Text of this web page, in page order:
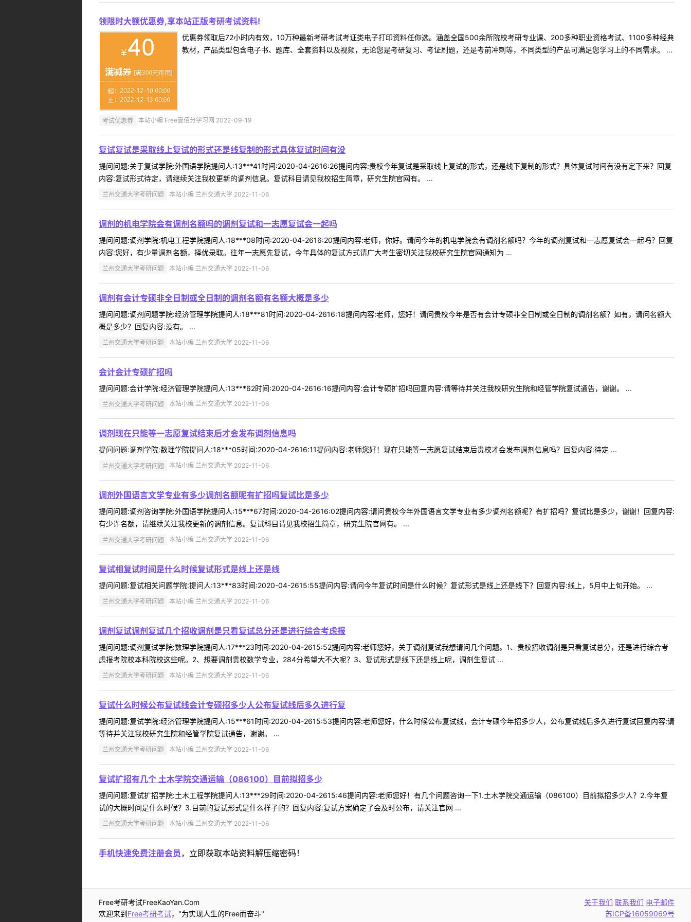
领限时大额优惠券,享本站正版考研考试资料!
优惠券领取后72小时内有效，10万种最新考研考试考证类电子打印资料任你选。涵盖全国500余所院校考研专业课、200多种职业资格考试、1100多种经典
教材，产品类型包含电子书、题库、全套资料以及视频，无论您是考研复习、考证刷题，还是考前冲刺等，不同类型的产品可满足您学习上的不同需求。 ...
考试优惠券 本站小编 Free壹佰分学习网 2022-09-19
复试复试是采取线上复试的形式还是线复制的形式具体复试时间有没
提问问题:关于复试学院:外国语学院提问人:13***41时间:2020-04-2616:26提问内容:贵校今年复试是采取线上复试的形式，还是线下复制的形式？具体复试时间有没有定下来？回复
内容:复试形式待定，请继续关注我校更新的调剂信息。复试科目请见我校招生简章，研究生院官网有。 ...
兰州交通大学考研问题 本站小编 兰州交通大学 2022-11-06
调剂的机电学院会有调剂名额吗的调剂复试和一志愿复试会一起吗
提问问题:调剂学院:机电工程学院提问人:18***08时间:2020-04-2616:20提问内容:老师，你好。请问今年的机电学院会有调剂名额吗？今年的调剂复试和一志愿复试会一起吗？回复
内容:您好，有少量调剂名额，择优录取。往年一志愿先复试，今年具体的复试方式请广大考生密切关注我校研究生院官网通知为 ...
兰州交通大学考研问题 本站小编 兰州交通大学 2022-11-06
调剂有会计专硕非全日制或全日制的调剂名额有名额大概是多少
提问问题:调剂问题学院:经济管理学院提问人:18***81时间:2020-04-2616:18提问内容:老师，您好！请问贵校今年是否有会计专硕非全日制或全日制的调剂名额？如有，请问名额大
概是多少？回复内容:没有。 ...
兰州交通大学考研问题 本站小编 兰州交通大学 2022-11-06
会计会计专硕扩招吗
提问问题:会计学院:经济管理学院提问人:13***62时间:2020-04-2616:16提问内容:会计专硕扩招吗回复内容:请等待并关注我校研究生院和经管学院复试通告，谢谢。 ...
兰州交通大学考研问题 本站小编 兰州交通大学 2022-11-06
调剂现在只能等一志愿复试结束后才会发布调剂信息吗
提问问题:调剂学院:数理学院提问人:18***05时间:2020-04-2616:11提问内容:老师您好！现在只能等一志愿复试结束后贵校才会发布调剂信息吗？回复内容:待定 ...
兰州交通大学考研问题 本站小编 兰州交通大学 2022-11-06
调剂外国语言文学专业有多少调剂名额呢有扩招吗复试比是多少
提问问题:调剂咨询学院:外国语学院提问人:15***67时间:2020-04-2616:02提问内容:请问贵校今年外国语言文学专业有多少调剂名额呢？有扩招吗？复试比是多少，谢谢！回复内容:
有少许名额，请继续关注我校更新的调剂信息。复试科目请见我校招生简章，研究生院官网有。 ...
兰州交通大学考研问题 本站小编 兰州交通大学 2022-11-06
复试相复试时间是什么时候复试形式是线上还是线
提问问题:复试相关问题学院:提问人:13***83时间:2020-04-2615:55提问内容:请问今年复试时间是什么时候？复试形式是线上还是线下？回复内容:线上，5月中上旬开始。 ...
兰州交通大学考研问题 本站小编 兰州交通大学 2022-11-06
调剂复试调剂复试几个招收调剂是只看复试总分还是进行综合考虑报
提问问题:调剂复试学院:数理学院提问人:17***23时间:2020-04-2615:52提问内容:老师您好，关于调剂复试我想请问几个问题。1、贵校招收调剂是只看复试总分，还是进行综合考
虑报考院校本科院校这些呢。2、想要调剂贵校数学专业，284分希望大不大呢？3、复试形式是线下还是线上呢，调剂生复试 ...
兰州交通大学考研问题 本站小编 兰州交通大学 2022-11-06
复试什么时候公布复试线会计专硕招多少人公布复试线后多久进行复
提问问题:复试学院:经济管理学院提问人:15***61时间:2020-04-2615:53提问内容:老师您好，什么时候公布复试线，会计专硕今年招多少人，公布复试线后多久进行复试回复内容:请
等待并关注我校研究生院和经管学院复试通告，谢谢。 ...
兰州交通大学考研问题 本站小编 兰州交通大学 2022-11-06
复试扩招有几个 土木学院交通运输（086100）目前拟招多少
提问问题:复试扩招学院:土木工程学院提问人:13***29时间:2020-04-2615:46提问内容:老师您好！有几个问题咨询一下1.土木学院交通运输（086100）目前拟招多少人？2.今年复
试的大概时间是什么时候？3.目前的复试形式是什么样子的？回复内容:复试方案确定了会及时公布，请关注官网 ...
兰州交通大学考研问题 本站小编 兰州交通大学 2022-11-06
手机快速免费注册会员 ，立即获取本站资料解压缩密码！
Free考研考试FreeKaoYan.Com
欢迎来到Free考研考试，"为实现人生的Free而奋斗"
关于我们 联系我们 电子邮件
苏ICP备16059069号